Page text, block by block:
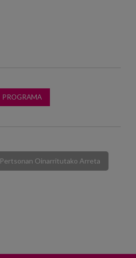
PROGRAMA
Pertsonan Oinarritutako Arreta